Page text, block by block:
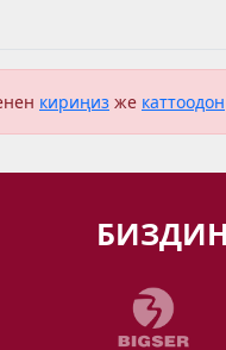
кириңиз же каттоодон